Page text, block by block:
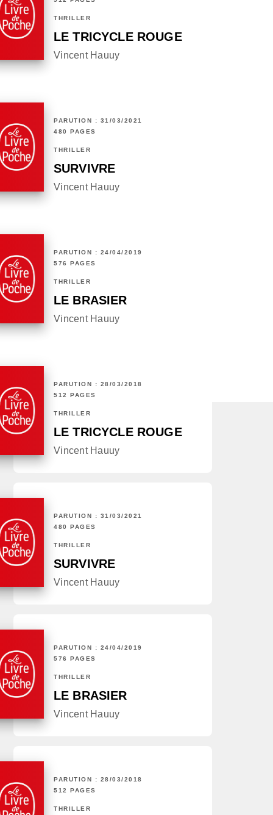
THRILLER
LE TRICYCLE ROUGE
Vincent Hauuy
PARUTION : 31/03/2021
480 PAGES
THRILLER
SURVIVRE
Vincent Hauuy
PARUTION : 24/04/2019
576 PAGES
THRILLER
LE BRASIER
Vincent Hauuy
PARUTION : 28/03/2018
512 PAGES
THRILLER
LE TRICYCLE ROUGE
Vincent Hauuy
PARUTION : 31/03/2021
480 PAGES
THRILLER
SURVIVRE
Vincent Hauuy
PARUTION : 24/04/2019
576 PAGES
THRILLER
LE BRASIER
Vincent Hauuy
PARUTION : 28/03/2018
512 PAGES
THRILLER